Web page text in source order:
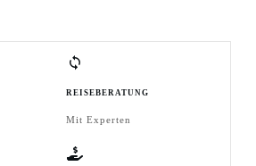
REISEBERATUNG
Mit Experten